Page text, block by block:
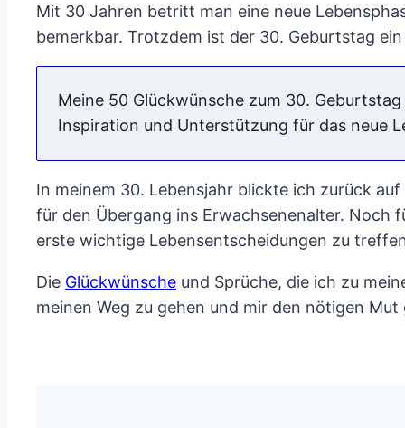
Mit 30 Jahren betritt man eine neue
bemerkbar. Trotzdem ist der 30. Geburtstag
Meine 50 Glückwünsche zum 30.
Inspiration und Unterstützung für das neue
In meinem 30. Lebensjahr blickte ich zurück
für den Übergang ins Erwachsenenalter. Noch
erste wichtige Lebensentscheidungen zu
Die Glückwünsche und Sprüche, die ich zu
meinen Weg zu gehen und mir den nötigen